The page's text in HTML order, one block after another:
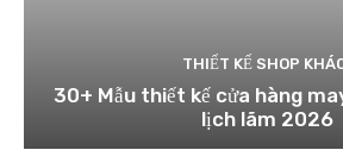
THIẾT KẾ SHOP
30+ Mẫu thiết kế cửa hàng
lịch lãm 2026